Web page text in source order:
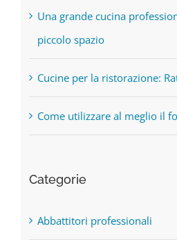
Una grande cucina
piccolo spazio
Cucine per la ristorazione:
Come utilizzare al meglio il
Categorie
Abbattitori professionali